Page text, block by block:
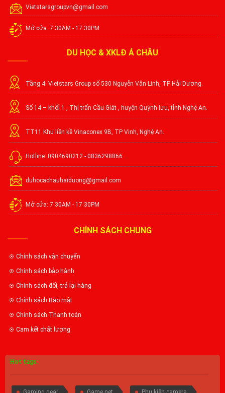
Vietstarsgroupvn@gmail.com
Mở cửa: 7:30AM - 17:30PM
DU HỌC & XKLĐ Á CHÂU
Tầng 4 Vietstars Group số 530 Nguyễn Văn Linh, TP Hải Dương.
Số 14 – khối 1 , Thị trấn Cầu Giát , huyện Quỳnh lưu, tỉnh Nghệ An.
TT11 Khu liền kề Vinaconex 9B, TP Vinh, Nghệ An.
Hotline: 0904690212 - 0836298866
duhocachauhaiduong@gmail.com
Mở cửa: 7:30AM - 17:30PM
CHÍNH SÁCH CHUNG
Chính sách vận chuyển
Chính sách bảo hành
Chính sách đổi, trả lại hàng
Chính sách Bảo mật
Chính sách Thanh toán
Cam kết chất lượng
Hot tags: